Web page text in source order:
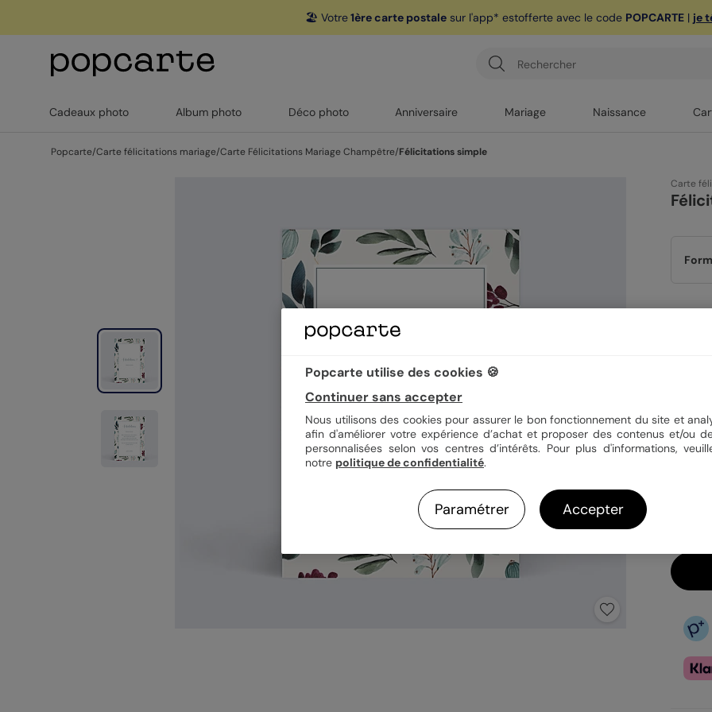
🏖️ Votre1ère carte postalesur l'app* estofferte avec le code POPCARTE| je
Cadeaux photo Album photo Déco photo Anniversaire Mariage Naissance
Popcarte/Carte félicitations mariage/Carte Félicitations Mariage Champêtre/Félicitations simple
Carte
Popcarte utilise des cookies 🍪
Continuer sans accepter
Nous utilisons des cookies pour assurer le bon fonctionnement du site et
afin d'améliorer votre expérience d’achat et proposer des contenus et/ou
personnalisées selon vos centres d’intérêts. Pour plus d'informations,
notre politique de confidentialité.
Paramétrer Accepter